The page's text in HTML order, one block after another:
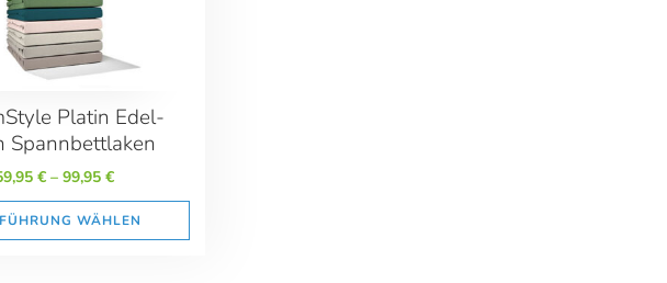
Platin Edel-
Spannbettlaken
€ –99,95€
WÄHLEN